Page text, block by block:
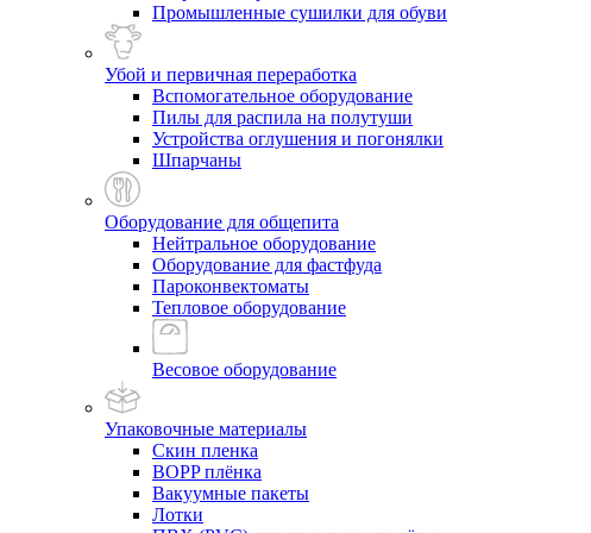
Промышленные сушилки для обуви
Убой и первичная переработка
Вспомогательное оборудование
Пилы для распила на полутуши
Устройства оглушения и погонялки
Шпарчаны
Оборудование для общепита
Нейтральное оборудование
Оборудование для фастфуда
Пароконвектоматы
Тепловое оборудование
Весовое оборудование
Упаковочные материалы
Скин пленка
BOPP плёнка
Вакуумные пакеты
Лотки